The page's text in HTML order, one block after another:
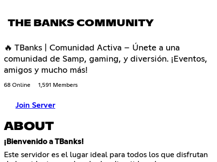
THE BANKS COMMUNITY
🔥 TBanks | Comunidad Activa – Únete a una
comunidad de Samp, gaming, y diversión. ¡Eventos,
amigos y mucho más!
68 Online 1,591 Members
Join Server
ABOUT
¡Bienvenido a TBanks!
Este servidor es el lugar ideal para todos los que disfrutan